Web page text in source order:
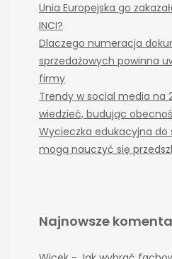
Unia Europejska go
INCI?
Dlaczego numeracja
sprzedażowych powinna
firmy
Trendy w social media na
wiedzieć, budując
Wycieczka edukacyjna do
mogą nauczyć się
Najnowsze